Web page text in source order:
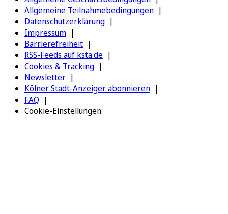
Allgemeine Teilnahmebedingungen
Datenschutzerklärung
Impressum
Barrierefreiheit
RSS-Feeds auf ksta.de
Cookies & Tracking
Newsletter
Kölner Stadt-Anzeiger abonnieren
FAQ
Cookie-Einstellungen